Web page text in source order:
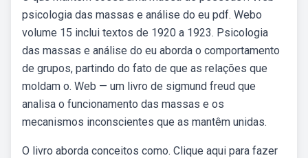
psicologia das massas e análise do eu pdf. Webo
volume 15 inclui textos de 1920 a 1923. Psicologia
das massas e análise do eu aborda o comportamento
de grupos, partindo do fato de que as relações que
moldam o. Web — um livro de sigmund freud que
analisa o funcionamento das massas e os
mecanismos inconscientes que as mantêm unidas.
O livro aborda conceitos como. Clique aqui para fazer